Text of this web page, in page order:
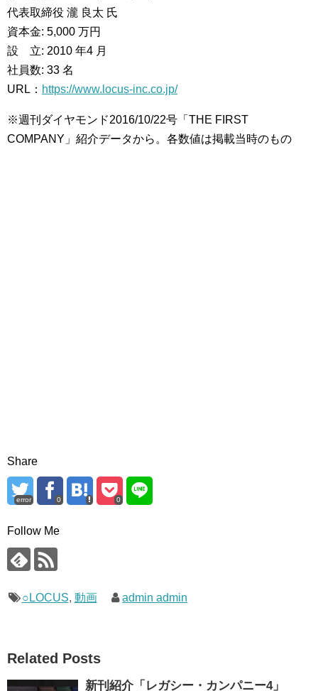
代表取締役 瀧 良太 氏
資本金: 5,000 万円
設 立: 2010 年4 月
社員数: 33 名
URL： https://www.locus-inc.co.jp/
※週刊ダイヤモンド2016/10/22号「THE FIRST
COMPANY」紹介データから。各数値は掲載当時のもの
Share
error 0 0
Follow Me
○LOCUS, 動画 admin admin
Related Posts
新刊紹介「レガシー・カンパニー4」